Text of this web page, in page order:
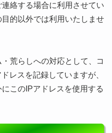
絡する場合に利用させてい
的以外では利用いたしませ
荒らしへの対応として、コ
レスを記録していますが、
このIPアドレスを使用する